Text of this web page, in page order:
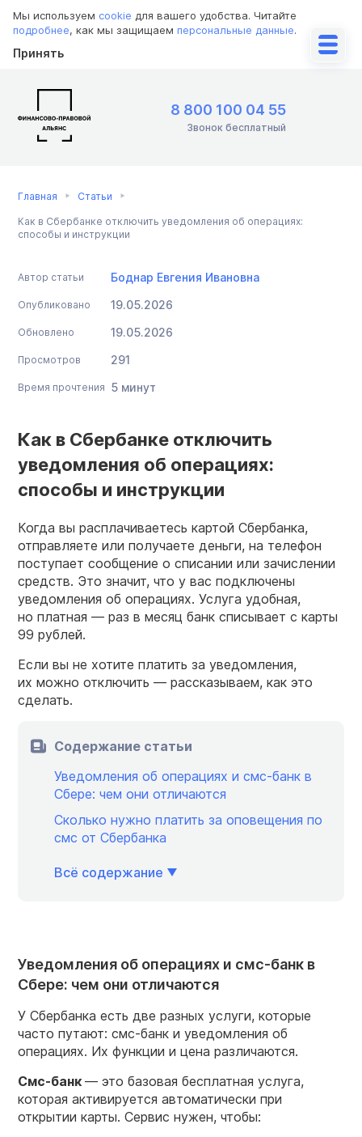
Мы используем cookie для вашего удобства. Читайте
подробнее, как мы защищаем персональные данные.
Принять
8 800 100 04 55
Звонок бесплатный
Главная Статьи
Как в Сбербанке отключить уведомления об операциях:
способы и инструкции
Автор статьи Боднар Евгения Ивановна
Опубликовано 19.05.2026
Обновлено 19.05.2026
Просмотров 291
Время прочтения 5 минут
Как в Сбербанке отключить
уведомления об операциях:
способы и инструкции
Когда вы расплачиваетесь картой Сбербанка,
отправляете или получаете деньги, на телефон
поступает сообщение о списании или зачислении
средств. Это значит, что у вас подключены
уведомления об операциях. Услуга удобная,
но платная — раз в месяц банк списывает с карты
99 рублей.
Если вы не хотите платить за уведомления,
их можно отключить — рассказываем, как это
сделать.
Содержание статьи
Уведомления об операциях и смс-банк в
Сбере: чем они отличаются
Сколько нужно платить за оповещения по
смс от Сбербанка
Всё содержание
Уведомления об операциях и смс-банк в
Сбере: чем они отличаются
У Сбербанка есть две разных услуги, которые
часто путают: смс-банк и уведомления об
операциях. Их функции и цена различаются.
Смс-банк — это базовая бесплатная услуга,
которая активируется автоматически при
открытии карты. Сервис нужен, чтобы: